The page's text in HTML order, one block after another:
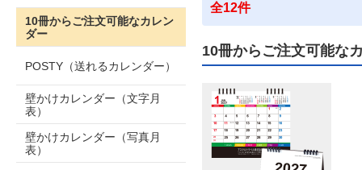
全12件
10冊からご注文可能な
10冊からご注文可能なカレン
ダー
POSTY（送れるカレンダー）
壁かけカレンダー（文字月
表）
壁かけカレンダー（写真月
表）